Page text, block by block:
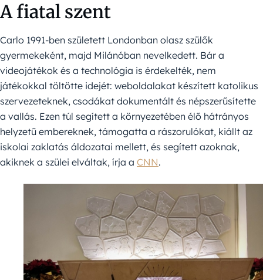
A fiatal szent
Carlo 1991-ben született Londonban olasz szülők
gyermekeként, majd Milánóban nevelkedett. Bár a
videojátékok és a technológia is érdekelték, nem
játékokkal töltötte idejét: weboldalakat készített katolikus
szervezeteknek, csodákat dokumentált és népszerűsítette
a vallás. Ezen túl segített a környezetében élő hátrányos
helyzetű embereknek, támogatta a rászorulókat, kiállt az
iskolai zaklatás áldozatai mellett, és segített azoknak,
akiknek a szülei elváltak, írja a CNN.